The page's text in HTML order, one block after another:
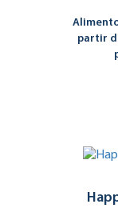
partir